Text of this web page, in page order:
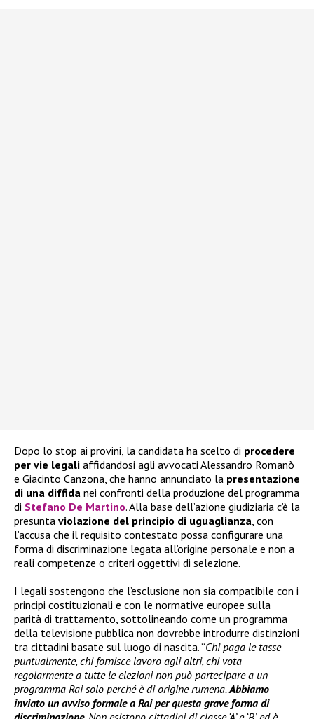
Dopo lo stop ai provini, la candidata ha scelto di procedere
per vie legali affidandosi agli avvocati Alessandro Romanò
e Giacinto Canzona, che hanno annunciato la presentazione
di una diffida nei confronti della produzione del programma
di Stefano De Martino. Alla base dell’azione giudiziaria c’è la
presunta violazione del principio di uguaglianza , con
l’accusa che il requisito contestato possa configurare una
forma di discriminazione legata all’origine personale e non a
reali competenze o criteri oggettivi di selezione.
I legali sostengono che l’esclusione non sia compatibile con i
principi costituzionali e con le normative europee sulla
parità di trattamento, sottolineando come un programma
della televisione pubblica non dovrebbe introdurre distinzioni
tra cittadini basate sul luogo di nascita. “Chi paga le tasse
puntualmente, chi fornisce lavoro agli altri, chi vota
regolarmente a tutte le elezioni non può partecipare a un
programma Rai solo perché è di origine rumena.Abbiamo
inviato un avviso formale a Rai per questa grave forma di